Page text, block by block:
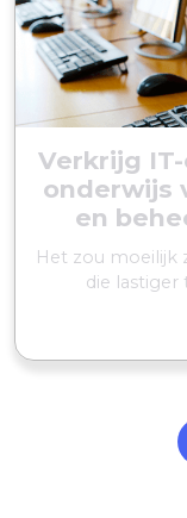
Verkrijg
onderwijs
en
Het zou moeilijk
die lastiger